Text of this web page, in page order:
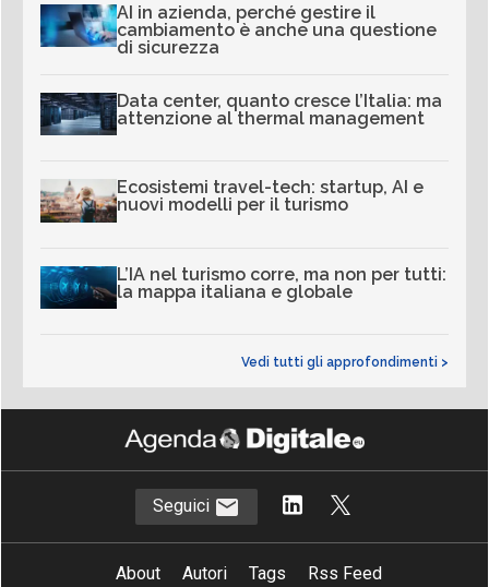
AI in azienda, perché gestire il
cambiamento è anche una questione
di sicurezza
Data center, quanto cresce l’Italia: ma
attenzione al thermal management
Ecosistemi travel-tech: startup, AI e
nuovi modelli per il turismo
L’IA nel turismo corre, ma non per tutti:
la mappa italiana e globale
Vedi tutti gli approfondimenti >
Seguici
About Autori Tags
Rss Feed